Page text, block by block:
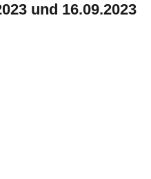
und 16.09.2023